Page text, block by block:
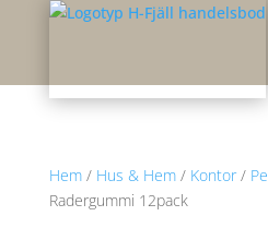
Hem/ Hus & Hem/ Kontor/
Radergummi 12pack